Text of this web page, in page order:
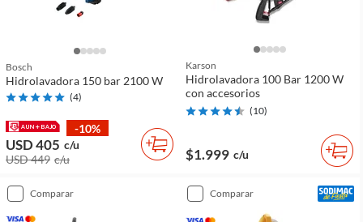
Bosch
Hidrolavadora 150 bar 2100 W
(4)
-10%
USD 405 c/u
USD 449 c/u
Karson
Hidrolavadora 100 Bar 1200 W
con accesorios
(10)
$1.999 c/u
comparar comparar